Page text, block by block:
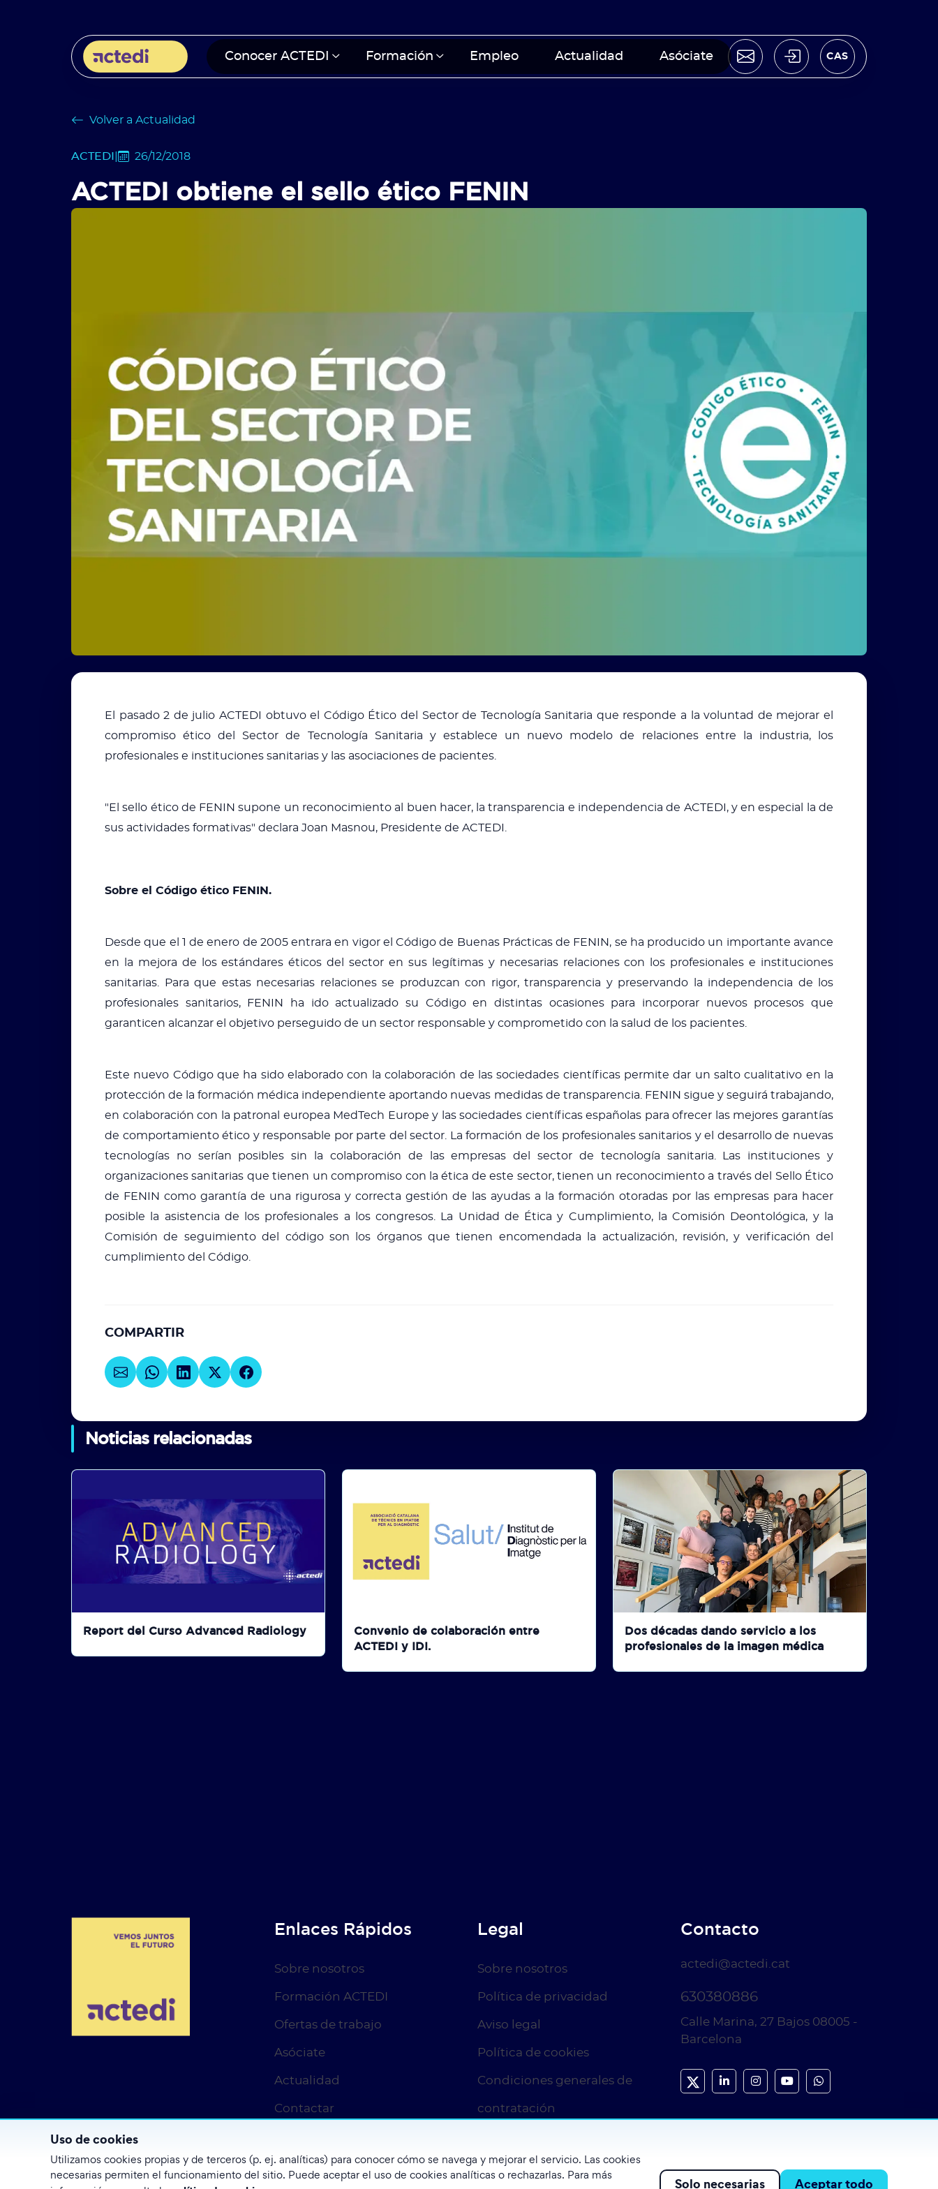
CAS
Conocer ACTEDI Formación Empleo Actualidad Asóciate
Volver a Actualidad
ACTEDI 26/12/2018
ACTEDI obtiene el sello ético FENIN
El pasado 2 de julio ACTEDI obtuvo el Código Ético del Sector de Tecnología Sanitaria que responde a la voluntad de mejorar el
compromiso ético del Sector de Tecnología Sanitaria y establece un nuevo modelo de relaciones entre la industria, los
profesionales e instituciones sanitarias y las asociaciones de pacientes.
"El sello ético de FENIN supone un reconocimiento al buen hacer, la transparencia e independencia de ACTEDI, y en especial la de
sus actividades formativas" declara Joan Masnou, Presidente de ACTEDI.
Sobre el Código ético FENIN.
Desde que el 1 de enero de 2005 entrara en vigor el Código de Buenas Prácticas de FENIN, se ha producido un importante avance
en la mejora de los estándares éticos del sector en sus legítimas y necesarias relaciones con los profesionales e instituciones
sanitarias. Para que estas necesarias relaciones se produzcan con rigor, transparencia y preservando la independencia de los
profesionales sanitarios, FENIN ha ido actualizado su Código en distintas ocasiones para incorporar nuevos procesos que
garanticen alcanzar el objetivo perseguido de un sector responsable y comprometido con la salud de los pacientes.
Este nuevo Código que ha sido elaborado con la colaboración de las sociedades científicas permite dar un salto cualitativo en la
protección de la formación médica independiente aportando nuevas medidas de transparencia. FENIN sigue y seguirá trabajando,
en colaboración con la patronal europea MedTech Europe y las sociedades científicas españolas para ofrecer las mejores garantías
de comportamiento ético y responsable por parte del sector. La formación de los profesionales sanitarios y el desarrollo de nuevas
tecnologías no serían posibles sin la colaboración de las empresas del sector de tecnología sanitaria. Las instituciones y
organizaciones sanitarias que tienen un compromiso con la ética de este sector, tienen un reconocimiento a través del Sello Ético
de FENIN como garantía de una rigurosa y correcta gestión de las ayudas a la formación otoradas por las empresas para hacer
posible la asistencia de los profesionales a los congresos. La Unidad de Ética y Cumplimiento, la Comisión Deontológica, y la
Comisión de seguimiento del código son los órganos que tienen encomendada la actualización, revisión, y verificación del
cumplimiento del Código.
COMPARTIR
Noticias relacionadas
Report del Curso Advanced Radiology
Convenio de colaboración entre
ACTEDI y IDI.
Dos décadas dando servicio a los
profesionales de la imagen médica
Enlaces Rápidos
Sobre nosotros
Formación ACTEDI
Ofertas de trabajo
Asóciate
Actualidad
Contactar
Legal
Sobre nosotros
Política de privacidad
Aviso legal
Política de cookies
Condiciones generales de
contratación
Contacto
actedi@actedi.cat
630380886
Calle Marina, 27 Bajos 08005 -
Barcelona
Uso de cookies
Utilizamos cookies propias y de terceros (p. ej. analíticas) para conocer cómo se navega y mejorar el servicio. Las cookies
necesarias permiten el funcionamiento del sitio. Puede aceptar el uso de cookies analíticas o rechazarlas. Para más
Solo necesarias Aceptar todo